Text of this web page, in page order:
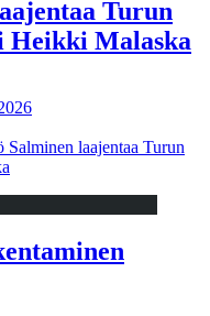
Turun
Heikki Malaska
laajentaa Turun